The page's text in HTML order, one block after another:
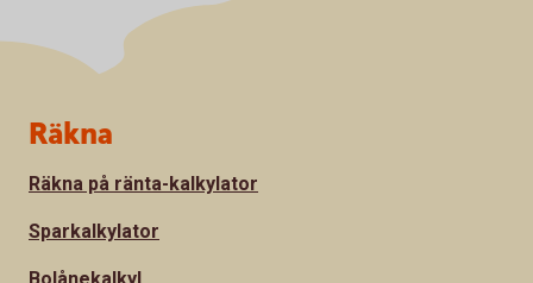
Sidfot
Räkna
Räkna på ränta-kalkylator
Sparkalkylator